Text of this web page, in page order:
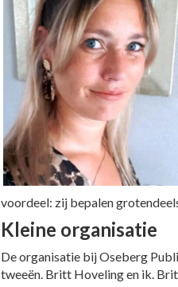
voordeel: zij bepalen
Kleine organisatie
De organisatie bij Oseberg
tweeën. Britt Hoveling en ik.